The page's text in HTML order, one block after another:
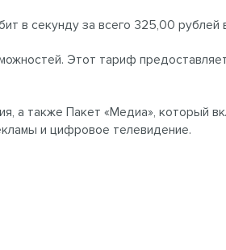
в секунду за всего 325,00 рублей
Этот тариф
а также Пакет «Медиа», который
и цифровое телевидение.